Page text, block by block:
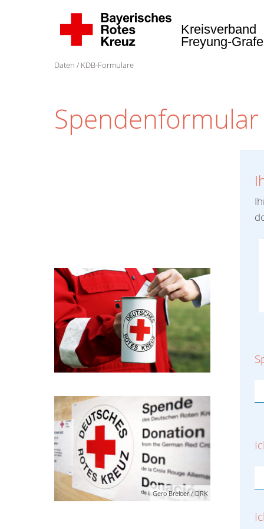
Kreisverband
Freyung-
Daten KDB-Formulare
Spendenformular
Gero Breloer / DRK